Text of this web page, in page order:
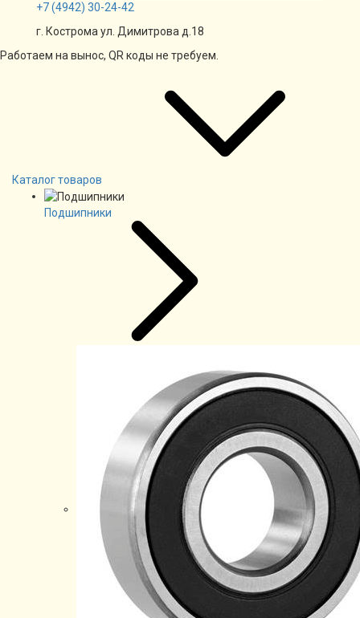
+7(4942) 30-24-42
г. Кострома ул. Димитрова д.18
Работаем на вынос, QR коды не требуем.
Каталог товаров
Подшипники